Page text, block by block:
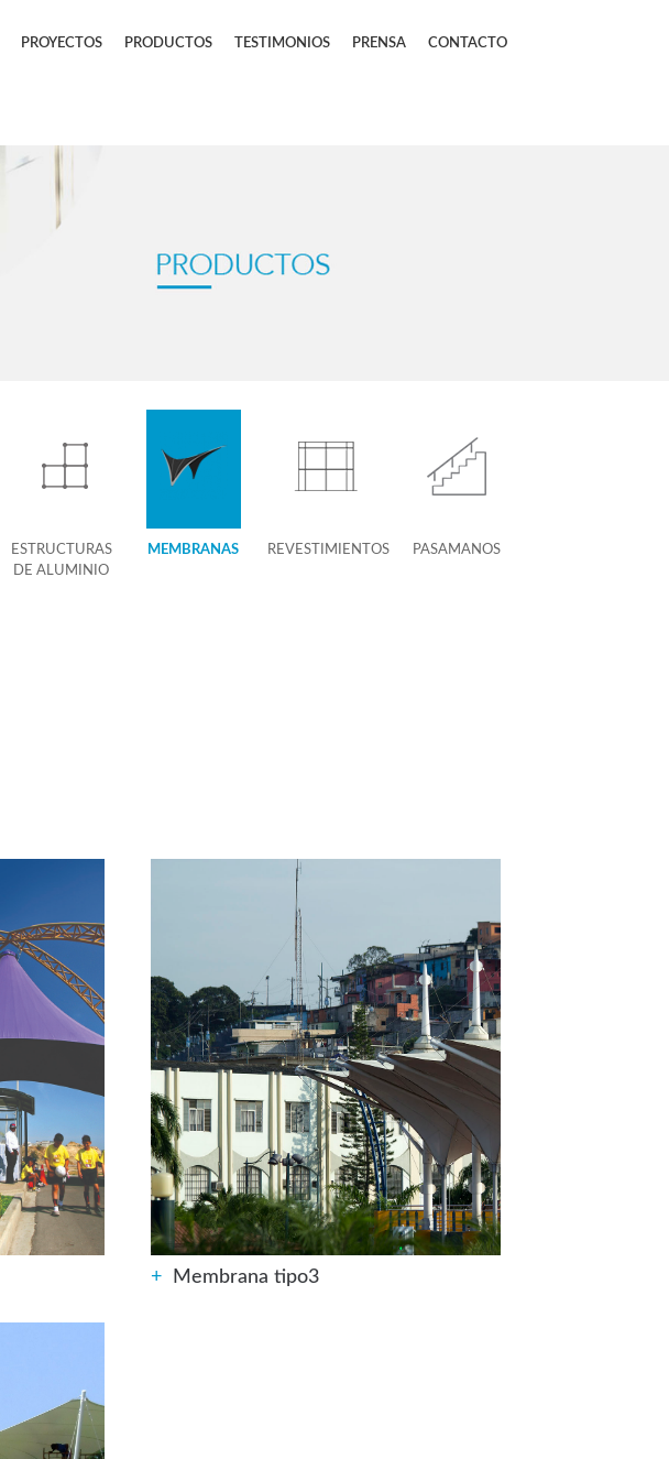
PROYECTOS PRODUCTOS TESTIMONIOS PRENSA CONTACTO
ESTRUCTURAS
DE ALUMINIO
MEMBRANAS REVESTIMIENTOS PASAMANOS
+ Membrana tipo3